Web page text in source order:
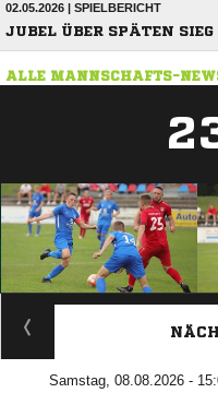
02.05.2026 | SPIELBERICHT
JUBEL ÜBER SPÄTEN
ALLE MANNSCHAFTS-
Samstag, 08.08.2026 -